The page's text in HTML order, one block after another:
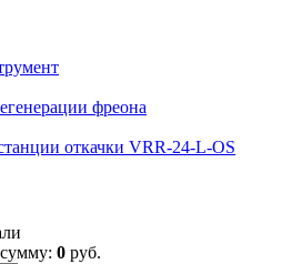
фреона
откачки VRR-24-L-OS
0 руб.